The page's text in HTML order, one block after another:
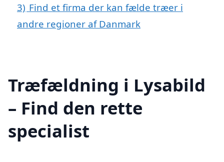
3) Find et firma der kan fælde træer i
andre regioner af Danmark
Træfældning i Lysabild
– Find den rette
specialist